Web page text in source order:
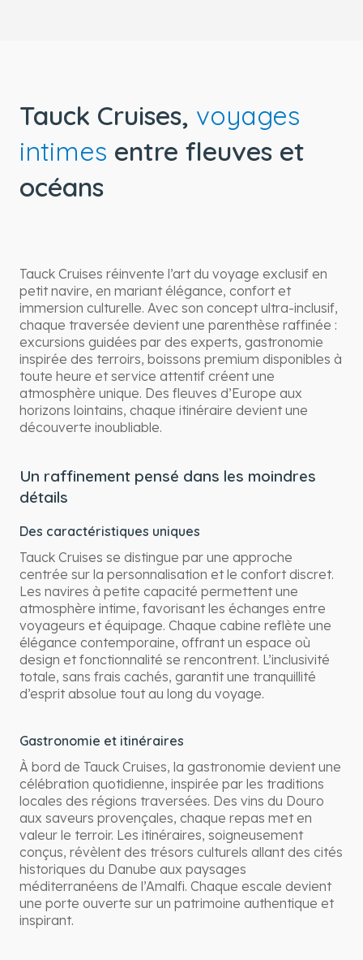
Tauck Cruises, voyages
intimes entre fleuves et
océans
Tauck Cruises réinvente l’art du voyage exclusif en
petit navire, en mariant élégance, confort et
immersion culturelle. Avec son concept ultra-inclusif,
chaque traversée devient une parenthèse raffinée :
excursions guidées par des experts, gastronomie
inspirée des terroirs, boissons premium disponibles à
toute heure et service attentif créent une
atmosphère unique. Des fleuves d’Europe aux
horizons lointains, chaque itinéraire devient une
découverte inoubliable.
Un raffinement pensé dans les moindres
détails
Des caractéristiques uniques
Tauck Cruises se distingue par une approche
centrée sur la personnalisation et le confort discret.
Les navires à petite capacité permettent une
atmosphère intime, favorisant les échanges entre
voyageurs et équipage. Chaque cabine reflète une
élégance contemporaine, offrant un espace où
design et fonctionnalité se rencontrent. L’inclusivité
totale, sans frais cachés, garantit une tranquillité
d’esprit absolue tout au long du voyage.
Gastronomie et itinéraires
À bord de Tauck Cruises, la gastronomie devient une
célébration quotidienne, inspirée par les traditions
locales des régions traversées. Des vins du Douro
aux saveurs provençales, chaque repas met en
valeur le terroir. Les itinéraires, soigneusement
conçus, révèlent des trésors culturels allant des cités
historiques du Danube aux paysages
méditerranéens de l’Amalfi. Chaque escale devient
une porte ouverte sur un patrimoine authentique et
inspirant.